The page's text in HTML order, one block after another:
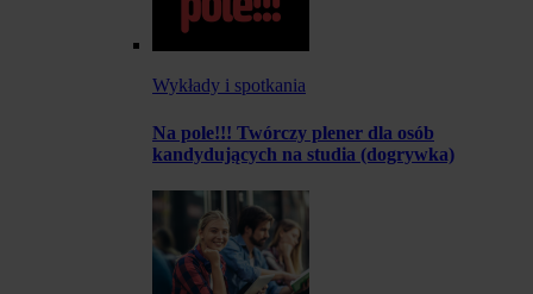
Wykłady i spotkania
Na pole!!! Twórczy plener dla osób
kandydujących na studia (dogrywka)